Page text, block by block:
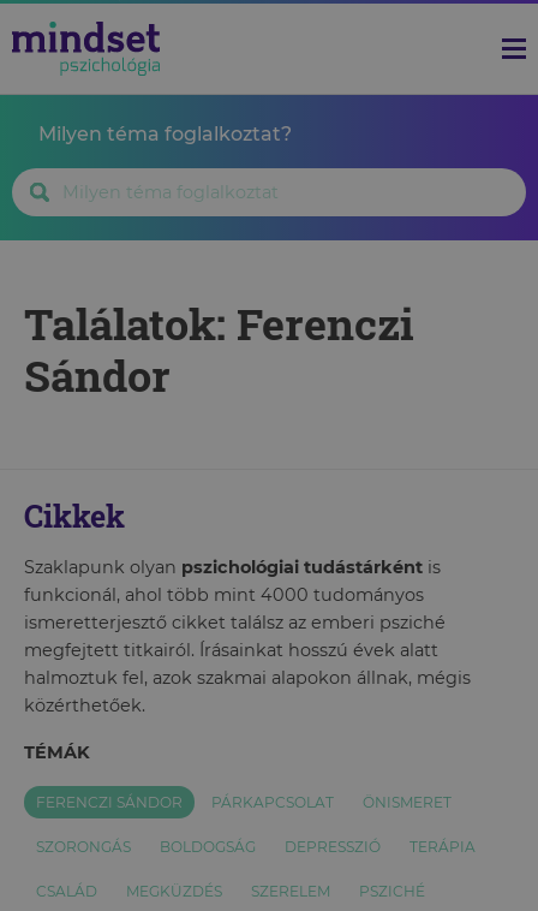
Milyen téma foglalkoztat?
Találatok: Ferenczi
Sándor
Cikkek
Szaklapunk olyan pszichológiai tudástárként is
funkcionál, ahol több mint 4000 tudományos
ismeretterjesztő cikket találsz az emberi psziché
megfejtett titkairól. Írásainkat hosszú évek alatt
halmoztuk fel, azok szakmai alapokon állnak, mégis
közérthetőek.
TÉMÁK
FERENCZI SÁNDOR PÁRKAPCSOLAT ÖNISMERET
SZORONGÁS BOLDOGSÁG DEPRESSZIÓ TERÁPIA
CSALÁD MEGKÜZDÉS SZERELEM PSZICHÉ